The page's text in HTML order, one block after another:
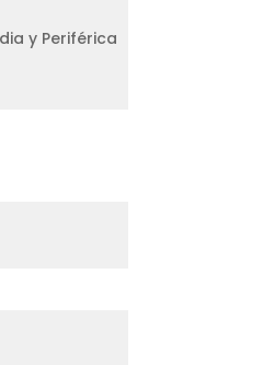
y Periférica